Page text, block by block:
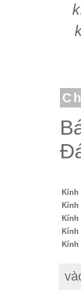
Kính
Kính
Kính
Kính
Kính